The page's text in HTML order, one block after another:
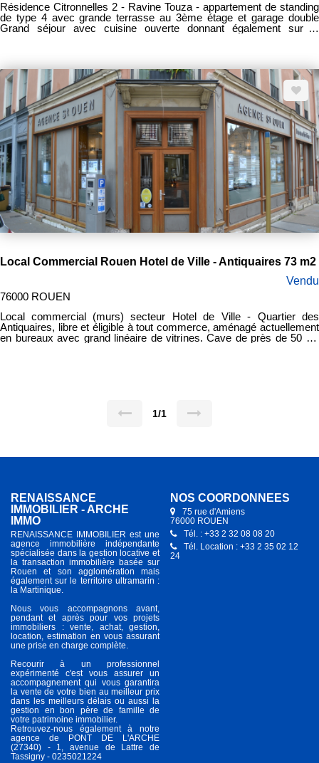
Résidence Citronnelles 2 - Ravine Touza - appartement de standing
de type 4 avec grande terrasse au 3ème étage et garage double
Grand séjour avec cuisine ouverte donnant également sur la
Local Commercial Rouen Hotel de Ville - Antiquaires 73 m2
Vendu
76000 ROUEN
Local commercial (murs) secteur Hotel de Ville - Quartier des
Antiquaires, libre et éligible à tout commerce, aménagé actuellement
en bureaux avec grand linéaire de vitrines. Cave de près de 50 m²
1/1
RENAISSANCE
IMMOBILIER - ARCHE
IMMO
RENAISSANCE IMMOBILIER est une
agence immobilière indépendante
spécialisée dans la gestion locative et
la transaction immobilière basée sur
Rouen et son agglomération mais
également sur le territoire ultramarin :
la Martinique.
Nous vous accompagnons avant,
pendant et après pour vos projets
immobiliers : vente, achat, gestion,
location, estimation en vous assurant
une prise en charge complète.
Recourir à un professionnel
expérimenté c'est vous assurer un
accompagnement qui vous garantira
la vente de votre bien au meilleur prix
dans les meilleurs délais ou aussi la
gestion en bon père de famille de
votre patrimoine immobilier.
Retrouvez-nous également à notre
agence de PONT DE L'ARCHE
(27340) - 1, avenue de Lattre de
Tassigny - 0235021224
NOS COORDONNÉES
75 rue d'Amiens
76000 ROUEN
Tél. : +33 2 32 08 08 20
Tél. Location : +33 2 35 02 12
24